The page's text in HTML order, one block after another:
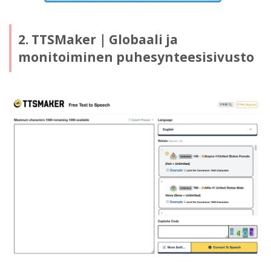
2. TTSMaker｜Globaali ja
monitoiminen puhesynteesisivusto